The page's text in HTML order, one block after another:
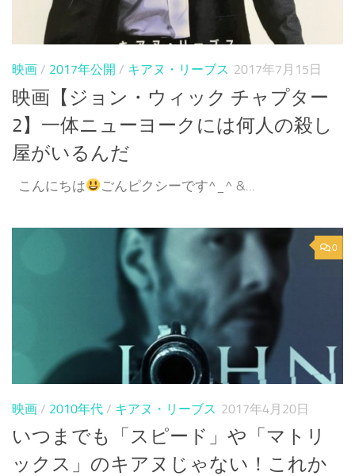
映画 / 2017年公開 / キアヌ・リーブス 2017年7月15日
映画【ジョン・ウィック チャプター
2】一体ニューヨークには何人の殺し
屋がいるんだ
こんにちは ごんピクシーです^_^ &...
0
映画 / 2010年代 / キアヌ・リーブス 2017年4月20日
いつまでも「スピード」や「マトリ
ックス」のキアヌじゃない！これか